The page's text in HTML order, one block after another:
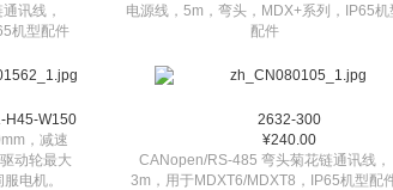
讯线，
机型配件
电源线，5m，弯头，MDX+系列，IP65机
配件
H45-W150
，减速
动轮最大
电机。
2632-300
¥240.00
CANopen/RS-485 弯头菊花链通讯线，
3m，用于MDXT6/MDXT8，IP65机型配